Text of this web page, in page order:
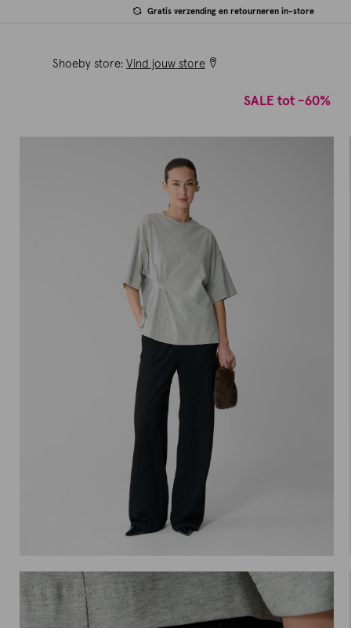
Gratis verzending en retourneren in-store
Shoeby store: Vind jouw store
SALE tot -60%